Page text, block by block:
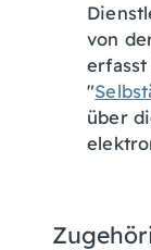
von
"
über